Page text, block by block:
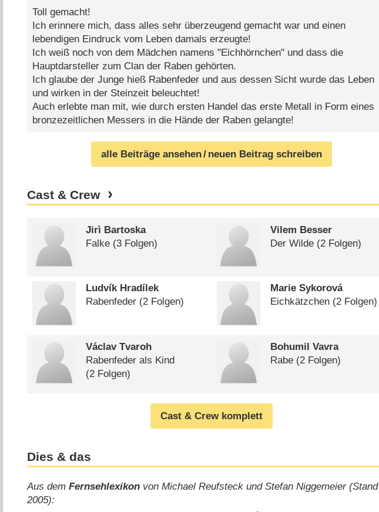
Toll gemacht!
Ich erinnere mich, dass alles sehr überzeugend gemacht war und einen
lebendigen Eindruck vom Leben damals erzeugte!
Ich weiß noch von dem Mädchen namens "Eichhörnchen" und dass die
Hauptdarsteller zum Clan der Raben gehörten.
Ich glaube der Junge hieß Rabenfeder und aus dessen Sicht wurde das Leben
und wirken in der Steinzeit beleuchtet!
Auch erlebte man mit, wie durch ersten Handel das erste Metall in Form eines
bronzezeitlichen Messers in die Hände der Raben gelangte!
alle Beiträge ansehen/ neuen Beitrag schreiben
Cast & Crew
Jirì Bartoska
Falke(3 Folgen)
Vilem Besser
Der Wilde(2 Folgen)
Ludvík Hradílek
Rabenfeder(2 Folgen)
Marie Sykorová
Eichkätzchen(2 Folgen)
Václav Tvaroh
Rabenfeder als Kind
(2 Folgen)
Bohumil Vavra
Rabe(2 Folgen)
Cast & Crew komplett
Dies & das
Aus demFernsehlexikon von Michael Reufsteck und Stefan Niggemeier (Stand
2005):